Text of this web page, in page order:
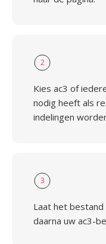
2
Kies ac3 of
nodig heeft als
indelingen
3
Laat het
daarna uw ac3-